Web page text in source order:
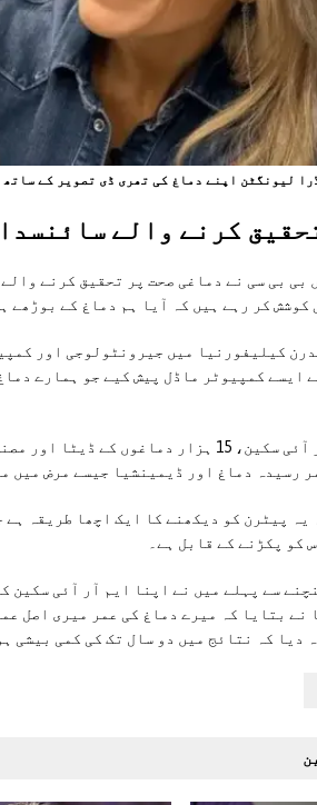
لیونگٹن اپنے دماغ کی تھری ڈی تصویر کے ساتھ
کرنے والے
بی بی سی نے دماغی صحت پر تحقیق کرنے والے
کوشش کر رہے ہیں کہ آیا ہم دماغ کے بوڑھے
کیلیفورنیا میں جیرونٹولوجی اور
ایسے کمپیوٹر ماڈل پیش کیے جو ہمارے
انھوں نے ایم آر آئی سکین، 15 ہزار
رسیدہ دماغ اور ڈیمینشیا جیسے مرض میں
یہ پیٹرن کو دیکھنے کا ایک اچھا طریقہ
کو پکڑنے کے قابل ہے۔
سے پہلے میں نے اپنا ایم آر آئی سکین
نے بتایا کہ میرے دماغ کی عمر میری اصل
دیا کہ نتائج میں دو سال تک کی کمی بیشی